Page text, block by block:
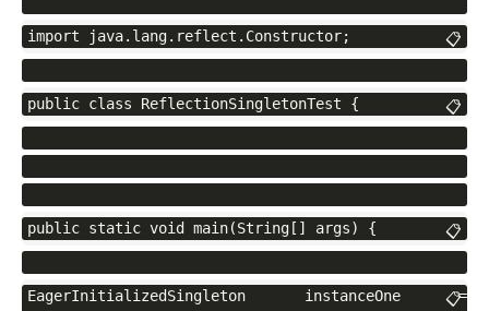
import java.lang.reflect.Constructor; 📋
public class ReflectionSingletonTest { 📋
public static void main(String[] args) { 📋
EagerInitializedSingleton instanceOne =
📋